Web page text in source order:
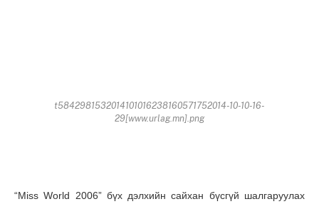
t5842981532014101016238160571752014-10-10-16-
29[www.urlag.mn].png
“Miss World 2006” бүх дэлхийн сайхан бүсгүй шалгаруулах